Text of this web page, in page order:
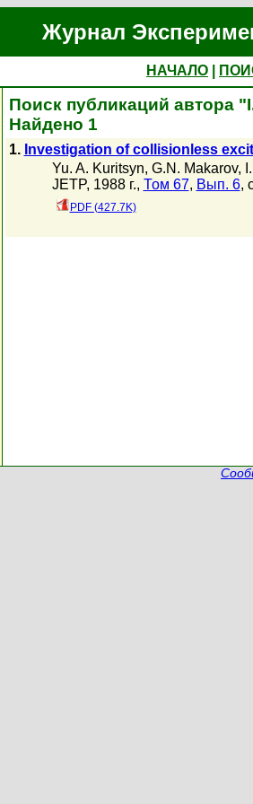
Журнал
НАЧАЛО
Поиск публикаций автора
Найдено 1
1. Investigation of collisionless
Yu. A. Kuritsyn, G.N. Makarov,
JETP, 1988 г., Том 67, Вып. 6,
PDF (427.7K)